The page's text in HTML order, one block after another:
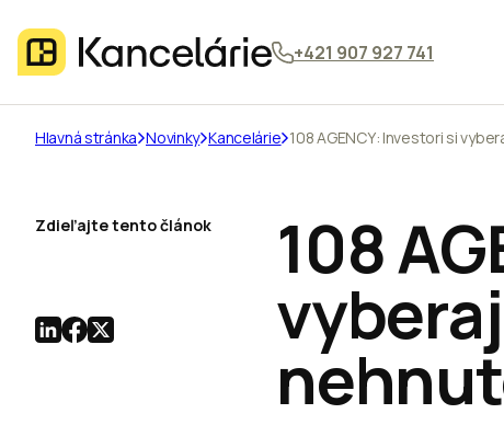
+421 907 927 741
Hlavná stránka Novinky Kancelárie 108 AGENCY: Investori si
108
Zdieľajte tento článok